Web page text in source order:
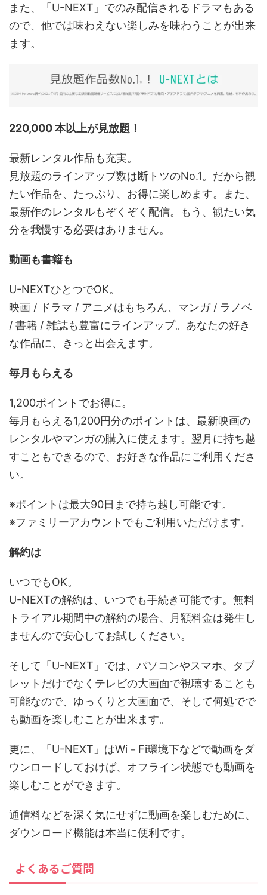
また、「U-NEXT」でのみ配信されるドラマもある
ので、他では味わえない楽しみを味わうことが出来
ます。
220,000 本以上が見放題！
最新レンタル作品も充実。
見放題のラインアップ数は断トツのNo.1。だから観
たい作品を、たっぷり、お得に楽しめます。また、
最新作のレンタルもぞくぞく配信。もう、観たい気
分を我慢する必要はありません。
動画も書籍も
U-NEXTひとつでOK。
映画 / ドラマ / アニメはもちろん、マンガ / ラノベ
/ 書籍 / 雑誌も豊富にラインアップ。あなたの好き
な作品に、きっと出会えます。
毎月もらえる
1,200ポイントでお得に。
毎月もらえる1,200円分のポイントは、最新映画の
レンタルやマンガの購入に使えます。翌月に持ち越
すこともできるので、お好きな作品にご利用くださ
い。
※ポイントは最大90日まで持ち越し可能です。
※ファミリーアカウントでもご利用いただけます。
解約は
いつでもOK。
U-NEXTの解約は、いつでも手続き可能です。無料
トライアル期間中の解約の場合、月額料金は発生し
ませんので安心してお試しください。
そして「U-NEXT」では、パソコンやスマホ、タブ
レットだけでなくテレビの大画面で視聴することも
可能なので、ゆっくりと大画面で、そして何処でで
も動画を楽しむことが出来ます。
更に、「U-NEXT」はWi－Fi環境下などで動画をダ
ウンロードしておけば、オフライン状態でも動画を
楽しむことができます。
通信料などを深く気にせずに動画を楽しむために、
ダウンロード機能は本当に便利です。
よくあるご質問